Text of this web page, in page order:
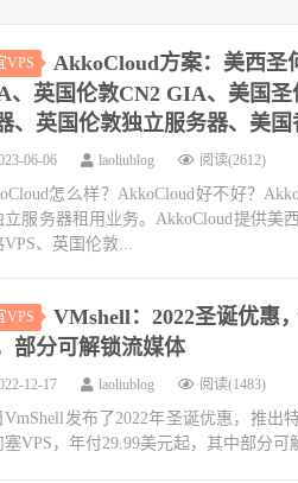
VPS
AkkoCloud方案：美西圣
、英国伦敦CN2 GIA、美国
、英国伦敦独立服务器、美
06-06 laoliublog 阅读(2612)
怎么样？AkkoCloud好不好？
立服务器租用业务。AkkoCloud提供美
VPS、英国伦敦...
VPS
VMshell：2022圣诞优惠
部分可解锁流媒体
12-17 laoliublog 阅读(1483)
VmShell发布了2022年圣诞优惠，推出
塞VPS，年付29.99美元起，其中部分